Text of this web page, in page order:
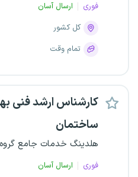
فوری
ارسال آسان
کل کشور
تمام وقت
کارشناس ارشد فنی
ساختمان
هلدینگ خدمات جامع
فوری
ارسال آسان